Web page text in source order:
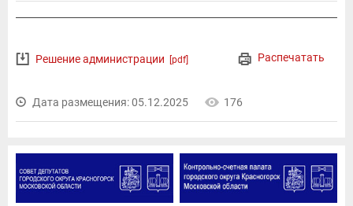
Распечатать
Решение администрации [pdf]
Дата размещения: 05.12.2025 176